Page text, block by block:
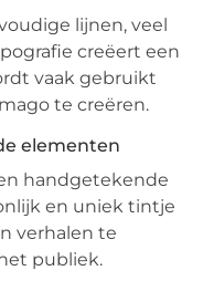
lijnen, veel
creëert een
vaak gebruikt
te creëren.
elementen
handgetekende
en uniek tintje
verhalen te
publiek.